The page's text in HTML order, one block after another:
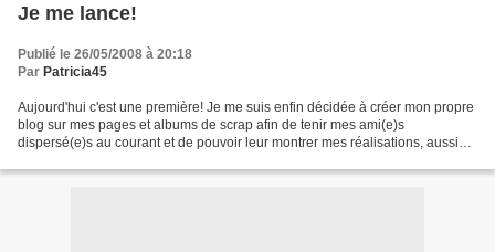
Je me lance!
Publié le 26/05/2008 à 20:18
Par Patricia45
Aujourd'hui c'est une première! Je me suis enfin décidée à créer mon propre
blog sur mes pages et albums de scrap afin de tenir mes ami(e)s
dispersé(e)s au courant et de pouvoir leur montrer mes réalisations, aussi